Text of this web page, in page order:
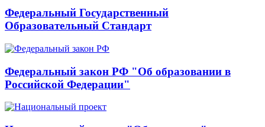
Федеральный Государственный
Образовательный Стандарт
Федеральный закон РФ "Об образовании в
Российской Федерации"